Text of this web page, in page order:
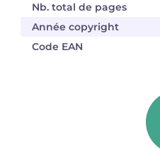
Nb. total de pages
Année copyright
Code EAN